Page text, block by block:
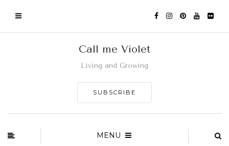
Call me Violet
Living and Growing
SUBSCRIBE
MENU